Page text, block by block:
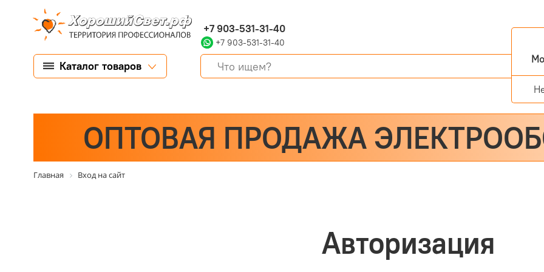
+7 903-531-31-40
+7 903-531-31-40
Каталог товаров
ОПТОВАЯ ПРОДАЖА
Главная Вход на сайт
Авторизация